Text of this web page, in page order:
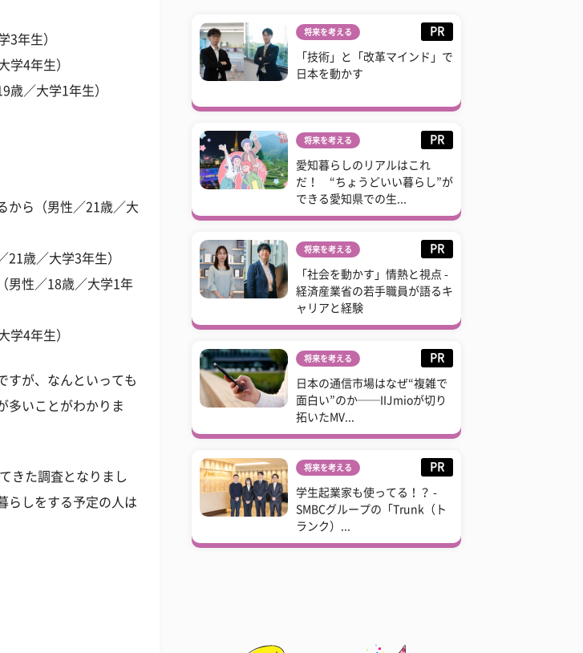
3年生）
学4年生）
歳／大学1年生）
から（男性／21歳／大
21歳／大学3年生）
男性／18歳／大学1年
学4年生）
すが、なんといっても
多いことがわかりま
きた調査となりまし
らしをする予定の人は
将来を考える PR
「技術」と「改革マインド」で
日本を動かす
将来を考える PR
愛知暮らしのリアルはこれ
だ！ “ちょうどいい暮らし”が
できる愛知県での生...
将来を考える PR
「社会を動かす」情熱と視点 -
経済産業省の若手職員が語るキ
ャリアと経験
将来を考える PR
日本の通信市場はなぜ“複雑で
面白い”のか──IIJmioが切り
拓いたMV...
将来を考える PR
学生起業家も使ってる！？ -
SMBCグループの「Trunk（ト
ランク）...